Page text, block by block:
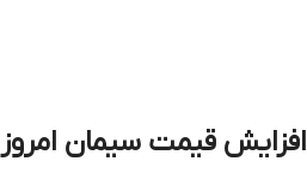
افزايش قيمت سيمان امروز